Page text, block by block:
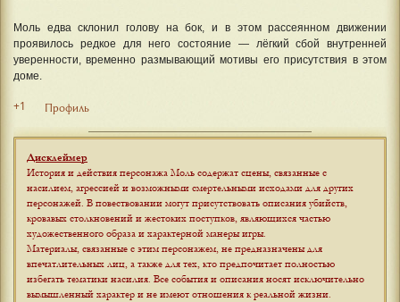
Моль едва склонил голову на бок, и в этом рассеянном движении
проявилось редкое для него состояние — лёгкий сбой внутренней
уверенности, временно размывающий мотивы его присутствия в этом
доме.
+1 Профиль
Дисклеймер
История и действия персонажа Моль содержат сцены, связанные с
насилием, агрессией и возможными смертельными исходами для других
персонажей. В повествовании могут присутствовать описания убийств,
кровавых столкновений и жестоких поступков, являющихся частью
художественного образа и характерной манеры игры.
Материалы, связанные с этим персонажем, не предназначены для
впечатлительных лиц, а также для тех, кто предпочитает полностью
избегать тематики насилия. Все события и описания носят исключительно
вымышленный характер и не имеют отношения к реальной жизни.